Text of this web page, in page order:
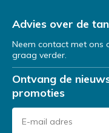
Advies over de
Neem contact met ons
graag verder.
Ontvang de
promoties